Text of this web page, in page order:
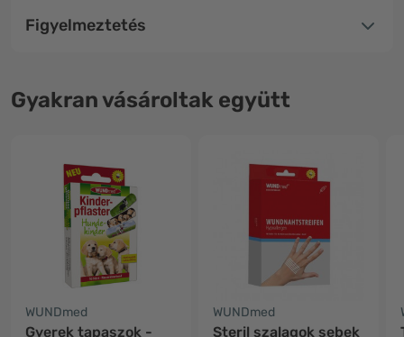
Figyelmeztetés
Gyakran vásároltak együtt
WUNDmed
Gyerek tapaszok -
WUNDmed
Steril szalagok sebek